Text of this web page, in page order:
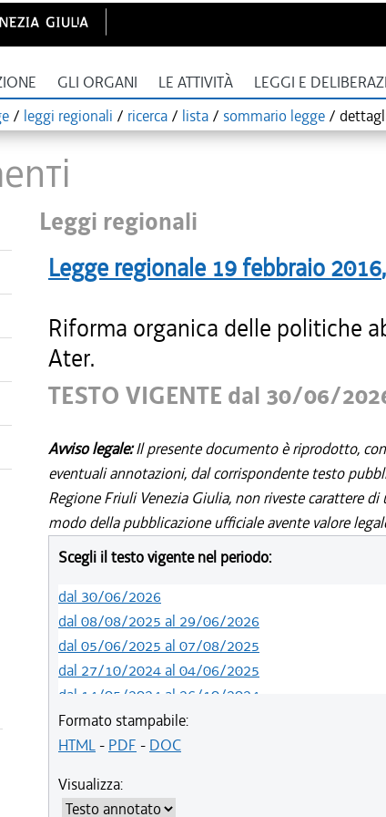
GLI ORGANI LE ATTIVITÀ LEGGI E
/ leggi regionali / ricerca / lista / sommario legge /
Leggi regionali
Legge regionale 19 febbraio 2016
Riforma organica delle politiche
Ater.
TESTO VIGENTE dal 30/06/
Avviso legale:Il presente documento è riprodotto,
eventuali annotazioni, dal corrispondente testo
Regione Friuli Venezia Giulia, non riveste carattere
modo della pubblicazione ufficiale avente valore
Scegli il testo vigente nel periodo:
dal 30/06/2026
dal 08/08/2025 al 29/06/2026
dal 05/06/2025 al 07/08/2025
dal 27/10/2024 al 04/06/2025
dal 14/05/2024 al 26/10/2024
dal 09/04/2024 al 13/05/2024
dal 15/02/2024 al 08/04/2024
dal 01/01/2021 al 31/12/2023
Formato stampabile:
HTML- PDF - DOC
Visualizza: